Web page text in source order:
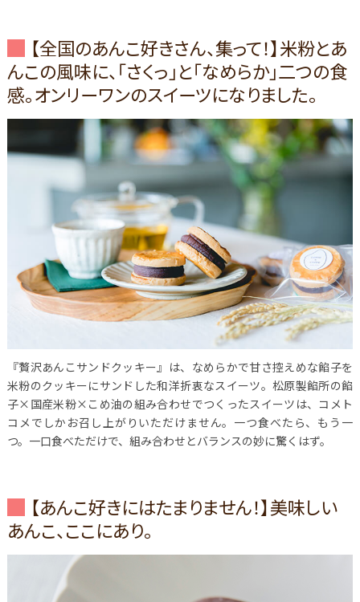
【全国のあんこ好きさん、集って！】米粉とあ
んこの風味に、「さくっ」と「なめらか」二つの食
感。オンリーワンのスイーツになりました。
『贅沢あんこサンドクッキー』は、なめらかで甘さ控えめな餡子を
米粉のクッキーにサンドした和洋折衷なスイーツ。松原製餡所の餡
子×国産米粉×こめ油の組み合わせでつくったスイーツは、コメト
コメでしかお召し上がりいただけません。一つ食べたら、もう一
つ。一口食べただけで、組み合わせとバランスの妙に驚くはず。
【あんこ好きにはたまりません！】美味しい
あんこ、ここにあり。